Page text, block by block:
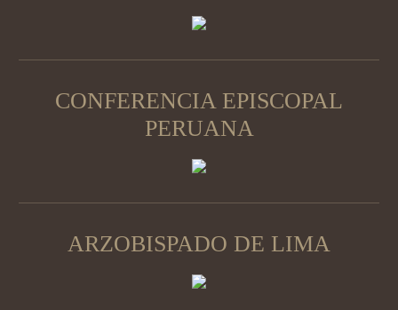
CONFERENCIA EPISCOPAL
PERUANA
ARZOBISPADO DE LIMA